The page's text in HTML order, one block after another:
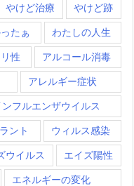
やけど治療 やけど跡
たぁ わたしの人生
性 アルコール消毒
アレルギー症状
ンフルエンザウイルス
ント ウィルス感染
ウイルス エイズ陽性
エネルギーの変化